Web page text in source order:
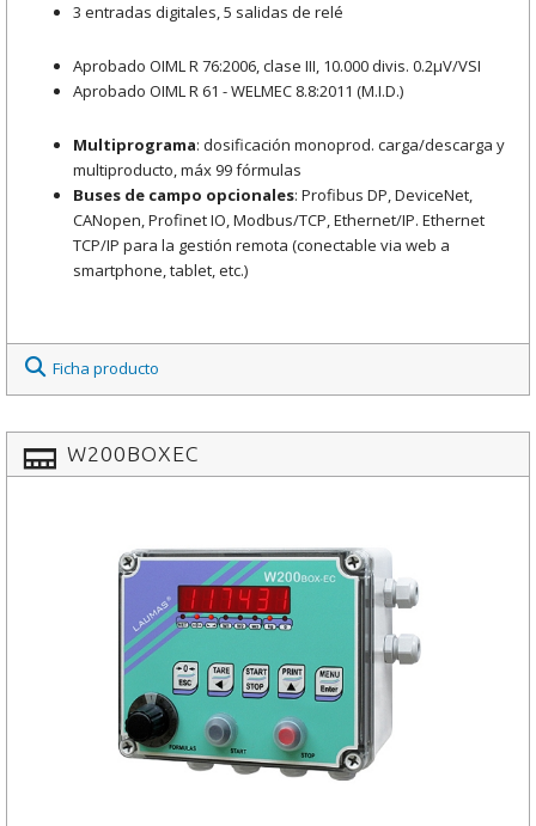
3 entradas digitales, 5 salidas de relé
Aprobado OIML R 76:2006, clase III, 10.000 divis. 0.2μV/VSI
Aprobado OIML R 61 - WELMEC 8.8:2011 (M.I.D.)
Multiprograma: dosificación monoprod. carga/descarga y
multiproducto, máx 99 fórmulas
Buses de campo opcionales: Profibus DP, DeviceNet,
CANopen, Profinet IO, Modbus/TCP, Ethernet/IP. Ethernet
TCP/IP para la gestión remota (conectable via web a
smartphone, tablet, etc.)
Ficha producto
W200BOXEC